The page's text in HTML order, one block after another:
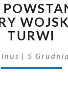
–
TURWI
TURWI
| 5